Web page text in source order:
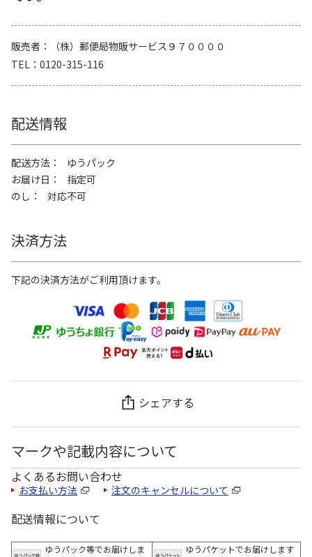
販売者
（株）郵便局物販サービス９７００００
TEL
0120-315-116
配送情報
配送方法
ゆうパック
お届け日
指定可
のし
対応不可
決済方法
下記の決済方法がご利用頂けます。
シェアする
マークや記載内容について
よくあるお問い合わせ
お支払い方法 注文のキャンセルについて
配送情報について
ゆうパック等でお届けしま
ゆうパケットでお届けします